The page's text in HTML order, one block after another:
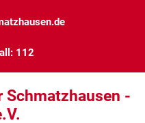
112
Schmatzhausen -